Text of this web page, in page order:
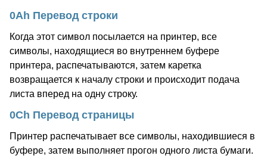
0Ah Перевод строки
Когда этот символ посылается на принтер, все
символы, находящиеся во внутреннем буфере
принтера, распечатываются, затем каретка
возвращается к началу строки и происходит подача
листа вперед на одну строку.
0Ch Перевод страницы
Принтер распечатывает все символы, находившиеся в
буфере, затем выполняет прогон одного листа бумаги.